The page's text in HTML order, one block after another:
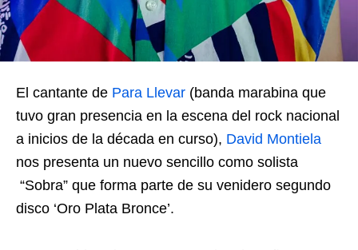
El cantante de Para Llevar (banda marabina que
tuvo gran presencia en la escena del rock nacional
a inicios de la década en curso), David Montiela
nos presenta un nuevo sencillo como solista
“Sobra” que forma parte de su venidero segundo
disco ‘Oro Plata Bronce’.